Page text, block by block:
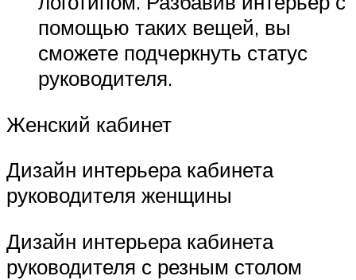
помощью таких вещей, вы
сможете подчеркнуть статус
руководителя.
Женский кабинет
Дизайн интерьера кабинета
руководителя женщины
Дизайн интерьера кабинета
руководителя с резным столом